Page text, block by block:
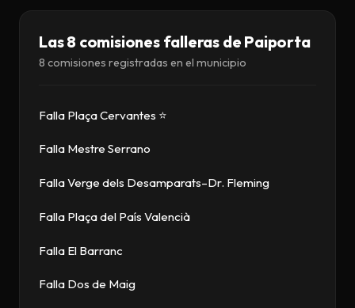
Las 8 comisiones falleras de Paiporta
8 comisiones registradas en el municipio
Falla Plaça Cervantes ⭐
Falla Mestre Serrano
Falla Verge dels Desamparats–Dr. Fleming
Falla Plaça del País Valencià
Falla El Barranc
Falla Dos de Maig